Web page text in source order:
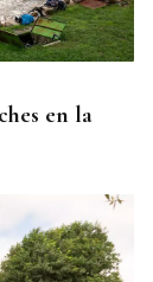
en la